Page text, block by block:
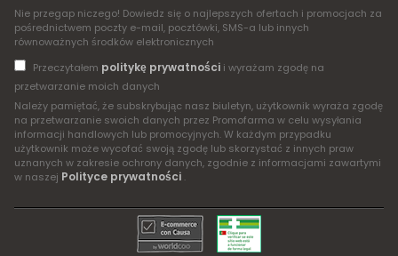
Nie przegap niczego! Dowiedz się o najlepszych ofertach i promocjach za
pośrednictwem poczty e-mail, pocztówki, SMS-a lub innych
równoważnych środków elektronicznych
Przeczytałem politykę prywatnościi wyrażam zgodę na
przetwarzanie moich danych
Należy pamiętać, że subskrybując nasz biuletyn, użytkownik wyraża zgodę
na przetwarzanie swoich danych przez Promofarma w celu wysyłania
informacji handlowych lub promocyjnych. W każdym przypadku
użytkownik może wycofać swoją zgodę lub skorzystać z innych praw
uznanych w zakresie ochrony danych, zgodnie z informacjami zawartymi
w naszej Polityce prywatności .